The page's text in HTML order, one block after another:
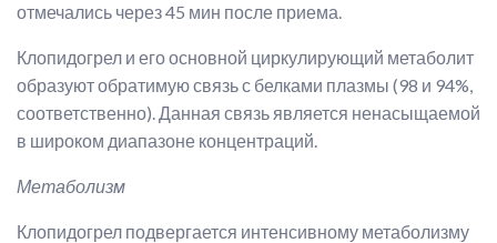
отмечались через 45 мин после приема.
Клопидогрел и его основной циркулирующий метаболит
образуют обратимую связь с белками плазмы (98 и 94%,
соответственно). Данная связь является ненасыщаемой
в широком диапазоне концентраций.
Метаболизм
Клопидогрел подвергается интенсивному метаболизму